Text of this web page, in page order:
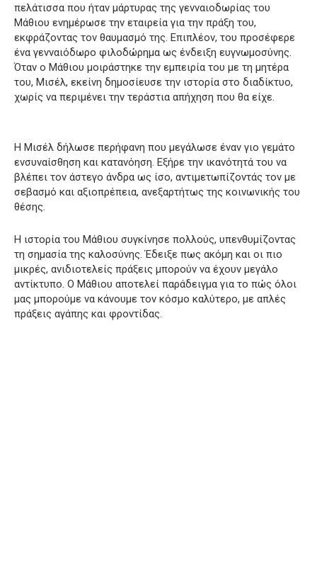
πελάτισσα που ήταν μάρτυρας της γενναιοδωρίας του
Μάθιου ενημέρωσε την εταιρεία για την πράξη του,
εκφράζοντας τον θαυμασμό της. Επιπλέον, του προσέφερε
ένα γενναιόδωρο φιλοδώρημα ως ένδειξη ευγνωμοσύνης.
Όταν ο Μάθιου μοιράστηκε την εμπειρία του με τη μητέρα
του, Μισέλ, εκείνη δημοσίευσε την ιστορία στο διαδίκτυο,
χωρίς να περιμένει την τεράστια απήχηση που θα είχε.
Η Μισέλ δήλωσε περήφανη που μεγάλωσε έναν γιο γεμάτο
ενσυναίσθηση και κατανόηση. Εξήρε την ικανότητά του να
βλέπει τον άστεγο άνδρα ως ίσο, αντιμετωπίζοντάς τον με
σεβασμό και αξιοπρέπεια, ανεξαρτήτως της κοινωνικής του
θέσης.
Η ιστορία του Μάθιου συγκίνησε πολλούς, υπενθυμίζοντας
τη σημασία της καλοσύνης. Έδειξε πως ακόμη και οι πιο
μικρές, ανιδιοτελείς πράξεις μπορούν να έχουν μεγάλο
αντίκτυπο. Ο Μάθιου αποτελεί παράδειγμα για το πώς όλοι
μας μπορούμε να κάνουμε τον κόσμο καλύτερο, με απλές
πράξεις αγάπης και φροντίδας.